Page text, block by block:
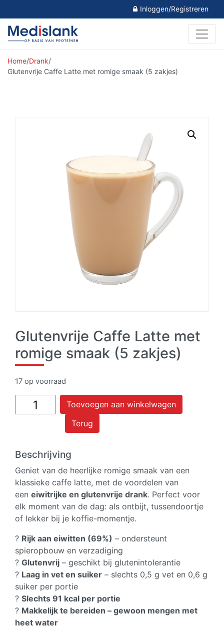
Inloggen/Registreren
Home/Drank/
Glutenvrije Caffe Latte met romige smaak (5 zakjes)
Glutenvrije Caffe Latte met
romige smaak (5 zakjes)
17 op voorraad
Glutenvrije
Caffe
romige
smaak
(5
zakjes)
aantal
Toevoegen aan winkelwagen
Terug
Beschrijving
Geniet van de heerlijke romige smaak van een
klassieke caffe latte, met de voordelen van
een eiwitrijke en glutenvrije drank. Perfect voor
elk moment van de dag: als ontbijt, tussendoortje
of lekker bij je koffie-momentje.
? Rijk aan eiwitten (69%) – ondersteunt
spieropbouw en verzadiging
? Glutenvrij – geschikt bij glutenintolerantie
? Laag in vet en suiker – slechts 0,5 g vet en 0,6 g
suiker per portie
? Slechts 91 kcal per portie
? Makkelijk te bereiden – gewoon mengen met
heet water